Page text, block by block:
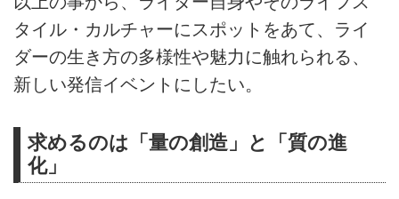
タイル・カルチャーにスポットをあて、ライ
ダーの生き方の多様性や魅力に触れられる、
新しい発信イベントにしたい。
求めるのは「量の創造」と「質の進
化」